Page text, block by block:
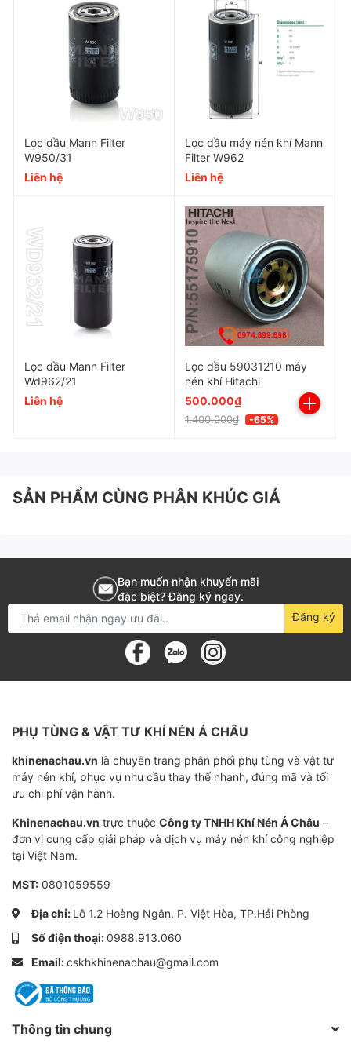
Lợi ích khi sử dụng
Nâng cao hiệu suất: Giúp máy nén khí hoạt động
ổn định và hiệu quả hơn.
Kéo dài tuổi thọ: Bảo vệ máy nén khí khỏi các hư
hỏng do cặn bẩn gây ra, kéo dài tuổi thọ và
giảm thiểu chi phí bảo trì.
Tiết kiệm năng lượng: Giảm ma sát, tiết kiệm
năng lượng tiêu thụ.
Nâng cao hiệu quả, kéo dài tuổi thọ với lọc dầu
ACcom 11102040 - Lựa chọn hoàn hảo cho máy nén
khí của bạn. Gọi hotline để nhận báo giá chi tiết!
Loại sản phẩm Lọc dầu máy nén
Xuất xứ
Bỏ qua áp suất làm việc
Nhiệt độ làm việc
Tuổi thọ sử dụng 3000h (điều kiện làm
Lọc dầu Mann Filter
W950/31
Liên hệ
Lọc dầu máy nén khí Mann
Filter W962
Liên hệ
Lọc dầu Mann Filter
Wd962/21
Liên hệ
Lọc dầu 59031210 máy
nén khí Hitachi
500.000₫
1.400.000₫ -65%
SẢN PHẨM CÙNG PHÂN KHÚC GIÁ
Bạn muốn nhận khuyến mãi
đặc biệt? Đăng ký ngay.
Đăng ký
PHỤ TÙNG & VẬT TƯ KHÍ NÉN Á CHÂU
khinenachau.vn là chuyên trang phân phối phụ tùng và vật tư
máy nén khí, phục vụ nhu cầu thay thế nhanh, đúng mã và tối
ưu chi phí vận hành.
Khinenachau.vn trực thuộc Công ty TNHH Khí Nén Á Châu –
đơn vị cung cấp giải pháp và dịch vụ máy nén khí công nghiệp
tại Việt Nam.
MST: 0801059559
Địa chỉ: Lô 1.2 Hoàng Ngân, P. Việt Hòa, TP.Hải Phòng
Số điện thoại:0988.913.060
Email:cskhkhinenachau@gmail.com
Thông tin chung